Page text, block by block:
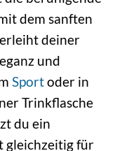
dem sanften
deiner
und
Sportoder in
Trinkflasche
du ein
gleichzeitig für